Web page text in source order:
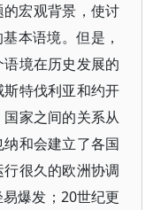
宏观背景，使讨
本语境。但是，
境在历史发展的
特伐利亚和约开
家之间的关系从
和会建立了各国
很久的欧洲协调
爆发；20世纪更